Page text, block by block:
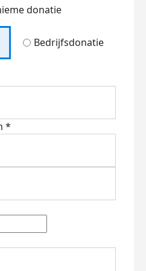
donatie
Bedrijfsdonatie
*